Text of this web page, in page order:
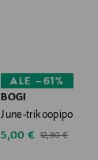
ALE –61%
BOGI
June-trikoopipo
Discounted Price
5,00 € Original Price
12,90 €